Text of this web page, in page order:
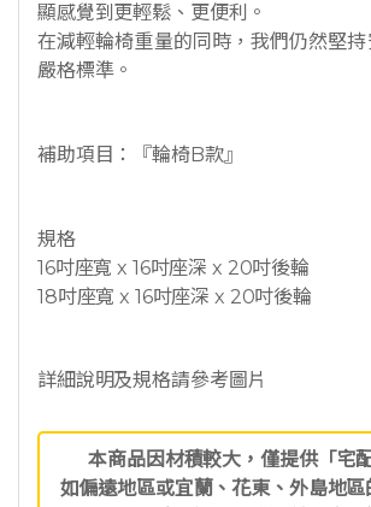
顯感覺到更輕鬆、更便利。
在減輕輪椅重量的同時，我們仍然堅
嚴格標準。
補助項目：『輪椅B款』
規格
16吋座寬 x 16吋座深 x 20吋後輪
18吋座寬 x 16吋座深 x 20吋後輪
詳細說明及規格請參考圖片
本商品因材積較大，僅提供「宅
如偏遠地區或宜蘭、花東、外島地